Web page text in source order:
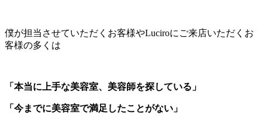
僕が担当させていただくお客様やLuciroにご来店いただくお
客様の多くは
「本当に上手な美容室、美容師を探している」
「今までに美容室で満足したことがない」